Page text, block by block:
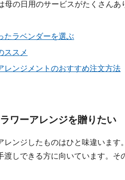
母の日用のサービスがたくさんあ
たラベンダーを選ぶ
ススメ
レンジメントのおすすめ注文方法
ワーアレンジを贈りたい
レンジしたものはひと味違います
渡しできる方に向いています。